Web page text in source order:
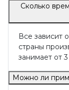
Сколько
Все зависит
страны
занимает от
Можно ли